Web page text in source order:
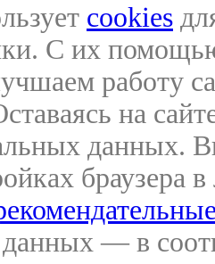
cookies
С их
работу
на
данных.
браузера
данных — в